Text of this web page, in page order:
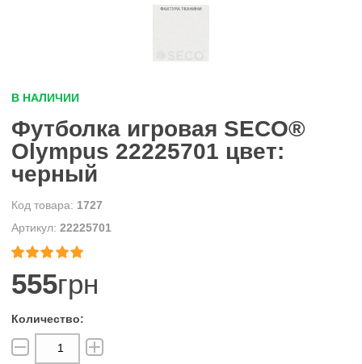
В НАЛИЧИИ
Футболка игровая SECO®
Olympus 22225701 цвет:
черный
1727
22225701


555грн